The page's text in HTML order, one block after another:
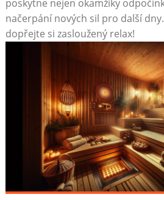
poskytne nejen okamžiky
načerpání nových sil pro další
dopřejte si zasloužený relax!